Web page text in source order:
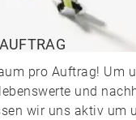
pro Auftrag! Um
und
wir uns aktiv um